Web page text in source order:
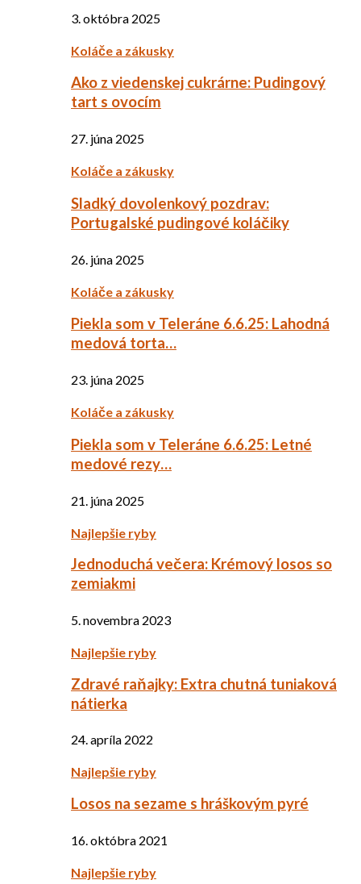
3. októbra 2025
Koláče a zákusky
Ako z viedenskej cukrárne: Pudingový
tart s ovocím
27. júna 2025
Koláče a zákusky
Sladký dovolenkový pozdrav:
Portugalské pudingové koláčiky
26. júna 2025
Koláče a zákusky
Piekla som v Teleráne 6.6.25: Lahodná
medová torta…
23. júna 2025
Koláče a zákusky
Piekla som v Teleráne 6.6.25: Letné
medové rezy…
21. júna 2025
Najlepšie ryby
Jednoduchá večera: Krémový losos so
zemiakmi
5. novembra 2023
Najlepšie ryby
Zdravé raňajky: Extra chutná tuniaková
nátierka
24. apríla 2022
Najlepšie ryby
Losos na sezame s hráškovým pyré
16. októbra 2021
Najlepšie ryby